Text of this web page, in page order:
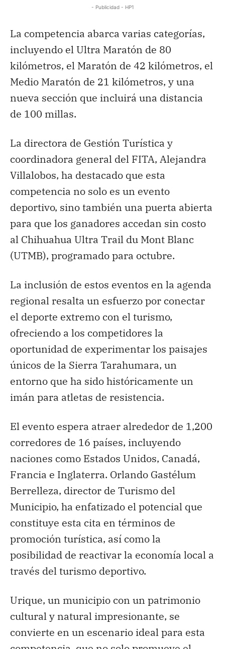
- Publicidad - HP1
La competencia abarca varias categorías,
incluyendo el Ultra Maratón de 80
kilómetros, el Maratón de 42 kilómetros, el
Medio Maratón de 21 kilómetros, y una
nueva sección que incluirá una distancia
de 100 millas.
La directora de Gestión Turística y
coordinadora general del FITA, Alejandra
Villalobos, ha destacado que esta
competencia no solo es un evento
deportivo, sino también una puerta abierta
para que los ganadores accedan sin costo
al Chihuahua Ultra Trail du Mont Blanc
(UTMB), programado para octubre.
La inclusión de estos eventos en la agenda
regional resalta un esfuerzo por conectar
el deporte extremo con el turismo,
ofreciendo a los competidores la
oportunidad de experimentar los paisajes
únicos de la Sierra Tarahumara, un
entorno que ha sido históricamente un
imán para atletas de resistencia.
El evento espera atraer alrededor de 1,200
corredores de 16 países, incluyendo
naciones como Estados Unidos, Canadá,
Francia e Inglaterra. Orlando Gastélum
Berrelleza, director de Turismo del
Municipio, ha enfatizado el potencial que
constituye esta cita en términos de
promoción turística, así como la
posibilidad de reactivar la economía local a
través del turismo deportivo.
Urique, un municipio con un patrimonio
cultural y natural impresionante, se
convierte en un escenario ideal para esta